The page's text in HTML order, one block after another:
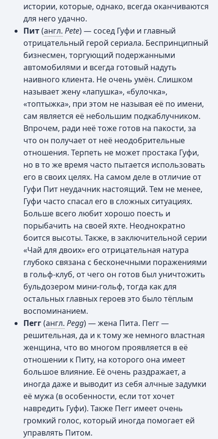
истории, которые, однако, всегда оканчиваются
для него удачно.
Пит(англ. Pete) — сосед Гуфи и главный
отрицательный герой сериала. Беспринципный
бизнесмен, торгующий подержанными
автомобилями и всегда готовый надуть
наивного клиента. Не очень умён. Слишком
называет жену «лапушка», «булочка»,
«топтыжка», при этом не называя её по имени,
сам является её небольшим подкаблучником.
Впрочем, ради неё тоже готов на пакости, за
что он получает от неё неодобрительные
отношения. Терпеть не может простака Гуфи,
но в то же время часто пытается использовать
его в своих целях. На самом деле в отличие от
Гуфи Пит неудачник настоящий. Тем не менее,
Гуфи часто спасал его в сложных ситуациях.
Больше всего любит хорошо поесть и
порыбачить на своей яхте. Неоднократно
боится высоты. Также, в заключительной серии
«Чай для двоих» его отрицательная натура
глубоко связана с бесконечными поражениями
в гольф-клуб, от чего он готов был уничтожить
бульдозером мини-гольф, тогда как для
остальных главных героев это было тёплым
воспоминанием.
Пегг(англ. Pegg) — жена Пита. Пегг —
решительная, да и к тому же немного властная
женщина, что во многом проявляется в её
отношении к Питу, на которого она имеет
большое влияние. Её очень раздражает, а
иногда даже и выводит из себя алчные задумки
её мужа (в особенности, если тот хочет
навредить Гуфи). Также Пегг имеет очень
громкий голос, который иногда помогает ей
управлять Питом.